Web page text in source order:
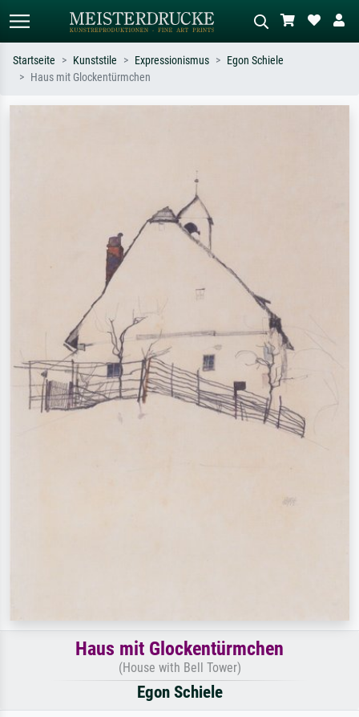
Startseite Kunststile Expressionismus
Egon Schiele
Haus mit Glockentürmchen
Haus mit Glockentürmchen
(House with Bell Tower)
Egon Schiele